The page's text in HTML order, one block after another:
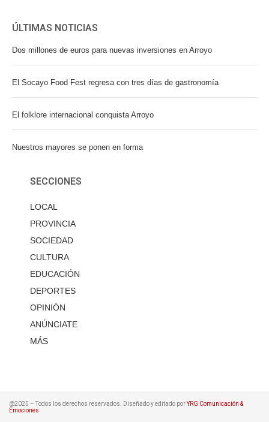
ÚLTIMAS NOTICIAS
Dos millones de euros para nuevas inversiones en Arroyo
El Socayo Food Fest regresa con tres días de gastronomía
El folklore internacional conquista Arroyo
Nuestros mayores se ponen en forma
SECCIONES
LOCAL
PROVINCIA
SOCIEDAD
CULTURA
EDUCACIÓN
DEPORTES
OPINIÓN
ANÚNCIATE
MÁS
@2025 – Todos los derechos reservados. Diseñado y editado porYRG Comunicación &
Emociones